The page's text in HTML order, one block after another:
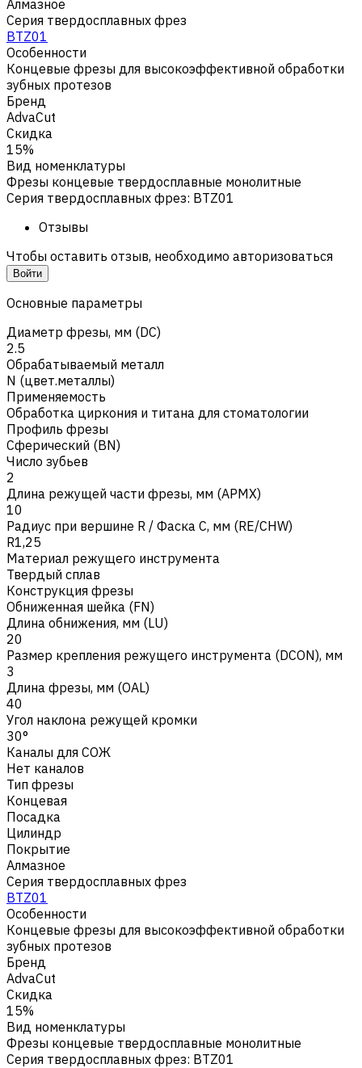
Алмазное
Серия твердосплавных фрез
BTZ01
Особенности
Концевые фрезы для высокоэффективной обработки
зубных протезов
Бренд
AdvaCut
Скидка
15%
Вид номенклатуры
Фрезы концевые твердосплавные монолитные
Серия твердосплавных фрез: BTZ01
Отзывы
Чтобы оставить отзыв, необходимо авторизоваться
Войти
Основные параметры
Диаметр фрезы, мм (DC)
2.5
Обрабатываемый металл
N (цвет.металлы)
Применяемость
Обработка циркония и титана для стоматологии
Профиль фрезы
Сферический (BN)
Число зубьев
2
Длина режущей части фрезы, мм (APMX)
10
Радиус при вершине R / Фаска C, мм (RE/CHW)
R1,25
Материал режущего инструмента
Твердый сплав
Конструкция фрезы
Обниженная шейка (FN)
Длина обнижения, мм (LU)
20
Размер крепления режущего инструмента (DCON), мм
3
Длина фрезы, мм (OAL)
40
Угол наклона режущей кромки
30°
Каналы для СОЖ
Нет каналов
Тип фрезы
Концевая
Посадка
Цилиндр
Покрытие
Алмазное
Серия твердосплавных фрез
BTZ01
Особенности
Концевые фрезы для высокоэффективной обработки
зубных протезов
Бренд
AdvaCut
Скидка
15%
Вид номенклатуры
Фрезы концевые твердосплавные монолитные
Серия твердосплавных фрез: BTZ01